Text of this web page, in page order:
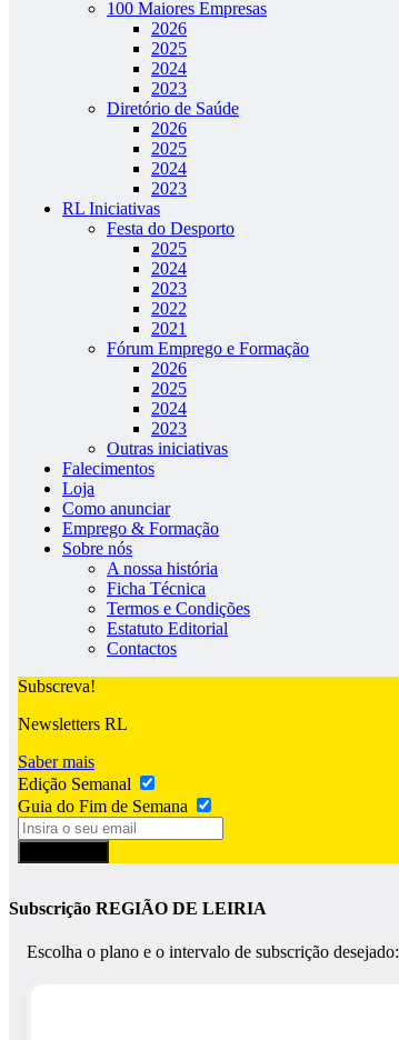
100 Maiores Empresas
2026
2025
2024
2023
Diretório de Saúde
2026
2025
2024
2023
RL Iniciativas
Festa do Desporto
2025
2024
2023
2022
2021
Fórum Emprego e Formação
2026
2025
2024
2023
Outras iniciativas
Falecimentos
Loja
Como anunciar
Emprego & Formação
Sobre nós
A nossa história
Ficha Técnica
Termos e Condições
Estatuto Editorial
Contactos
Subscreva!
Newsletters RL
Saber mais
Edição Semanal
Guia do Fim de Semana
Subscrição REGIÃO DE LEIRIA
Escolha o plano e o intervalo de subscrição desejado: